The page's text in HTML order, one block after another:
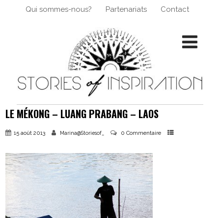
Qui sommes-nous? Partenariats Contact
LE MÉKONG – LUANG PRABANG – LAOS
15 août 2013 Marina@Storiesof_ 0 Commentaire